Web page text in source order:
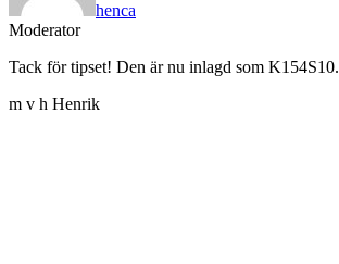
henca
Moderator
Tack för tipset! Den är nu inlagd som K154S10.
m v h Henrik